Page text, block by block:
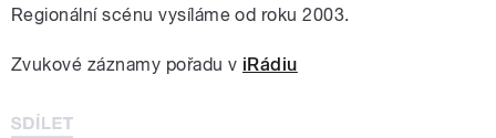
Regionální scénu vysíláme od roku 2003.
Zvukové záznamy pořadu v iRádiu